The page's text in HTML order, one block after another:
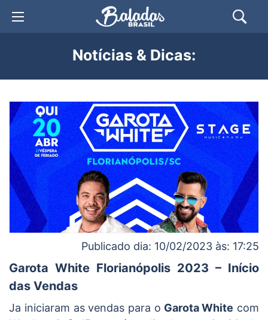
Notícias & Dicas:
Publicado dia: 10/02/2023 às: 17:25
Garota White Florianópolis 2023 – Início
das Vendas
Ja iniciaram as vendas para o Garota White com